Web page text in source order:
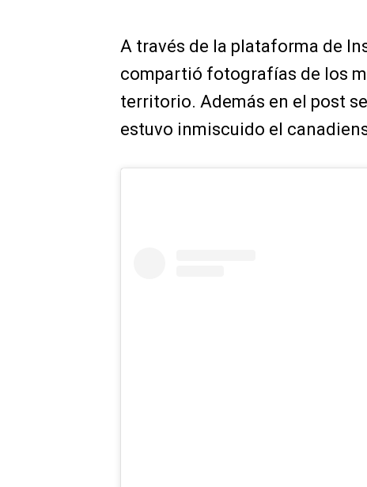
A través de la plataforma de
compartió fotografías de los
territorio. Además en el post
estuvo inmiscuido el